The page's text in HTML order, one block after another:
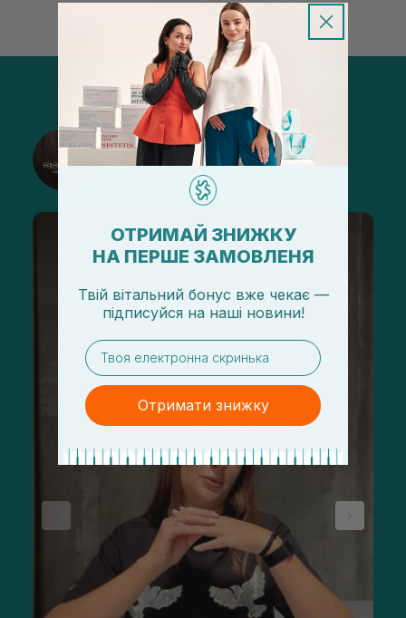
@sisters_stelmakh в Instagram
ОТРИМАЙ ЗНИЖКУ
НА ПЕРШЕ ЗАМОВЛЕНЯ
Твій вітальний бонус вже чекає —
підписуйся на наші новини!
email
Отримати знижку